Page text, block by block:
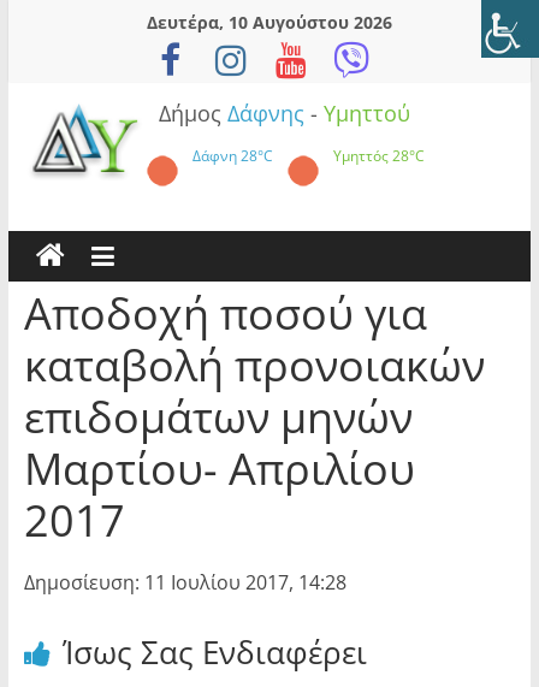
Δευτέρα, 10 Αυγούστου 2026
Δήμος Δάφνης - Υμηττού
Δάφνη28°C Υμηττός28°C
Αποδοχή ποσού για
καταβολή προνοιακών
επιδομάτων μηνών
Μαρτίου- Απριλίου
2017
Δημοσίευση: 11 Ιουλίου 2017, 14:28
Ίσως Σας Ενδιαφέρει